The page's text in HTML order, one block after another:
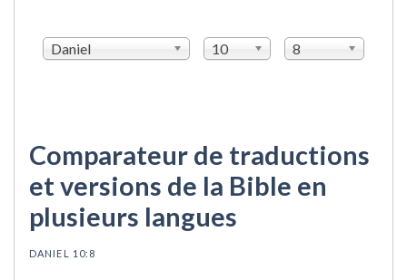
Daniel 10 8
Comparateur de traductions
et versions de la Bible en
plusieurs langues
DANIEL 10:8